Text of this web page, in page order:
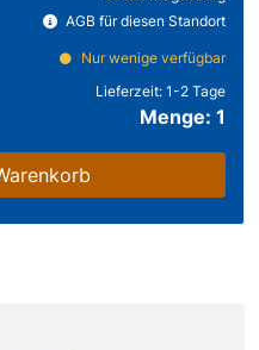
AGB für diesen Standort
Nur wenige verfügbar
Lieferzeit: 1-2 Tage
Menge: 1